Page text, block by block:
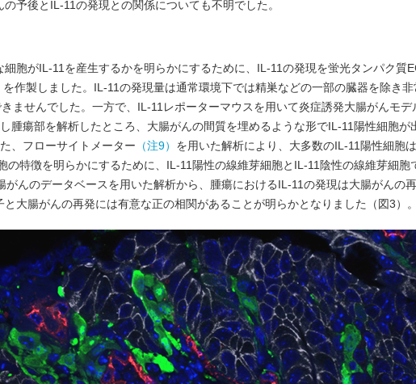
予後とIL-11の発現との関係についても不明でした。
胞がIL-11を産生するかを明らかにするために、IL-11の発現を蛍光タンパク質
を作製しました。IL-11の発現量は通常環境下では精巣などの一部の臓器を除き
ませんでした。一方で、IL-11レポーターマウスを用いて炎症誘発大腸がんモデ
腫瘍部を解析したところ、大腸がんの間質を埋めるような形でIL-11陽性細胞
、フローサイトメーター （注9） を用いた解析により、大多数のIL-11陽性細胞
の特徴を明らかにするために、IL-11陽性の線維芽細胞とIL-11陰性の線維芽細
がんのデータベースを用いた解析から、腫瘍におけるIL-11の発現は大腸がんの
大腸がんの再発には有意な正の相関があることが明らかとなりました（図3）。